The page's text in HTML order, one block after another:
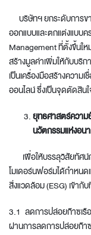
บริษัทฯ ยกระดับการข
ออกแบบและตกแต่งแบบ
Management ที่ตั้งขึ้นใ
สร้างมูลค่าเพิ่มให้กับบริ
เป็นเครื่องมือสร้างความ
ออนไลน์ ซึ่งเป็นจุดตัดสิ
ยุทธศาสตร์ความ
นวัตกรรมแห่งอน
เพื่อให้บรรลุวิสัยทัศน์
โมเดอร์นฟอร์มได้กำหน
สิ่งแวดล้อม (ESG) เข้ากั
3.1 ลดการปล่อยก๊าซเรื
ผ่านการลดการปล่อยก๊า